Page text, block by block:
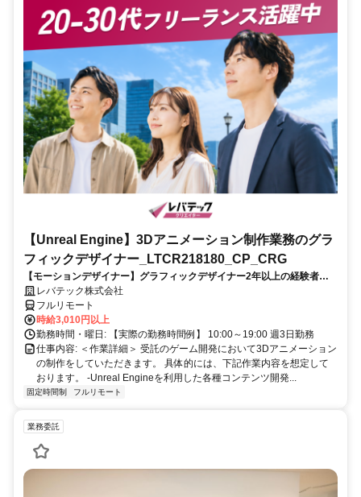
【Unreal Engine】3Dアニメーション制作業務のグラ
フィックデザイナー_LTCR218180_CP_CRG
【モーションデザイナー】グラフィックデザイナー2年以上の経験者を
歓迎！キャリアアップを目指したい方も大歓迎♪
レバテック株式会社
フルリモート
時給3,010円以上
勤務時間・曜日: 【実際の勤務時間例】 10:00～19:00 週3日勤務
仕事内容: ＜作業詳細＞ 受託のゲーム開発において3Dアニメーション
の制作をしていただきます。 具体的には、下記作業内容を想定して
おります。 -Unreal Engineを利用した各種コンテンツ開発...
固定時間制 フルリモート
業務委託